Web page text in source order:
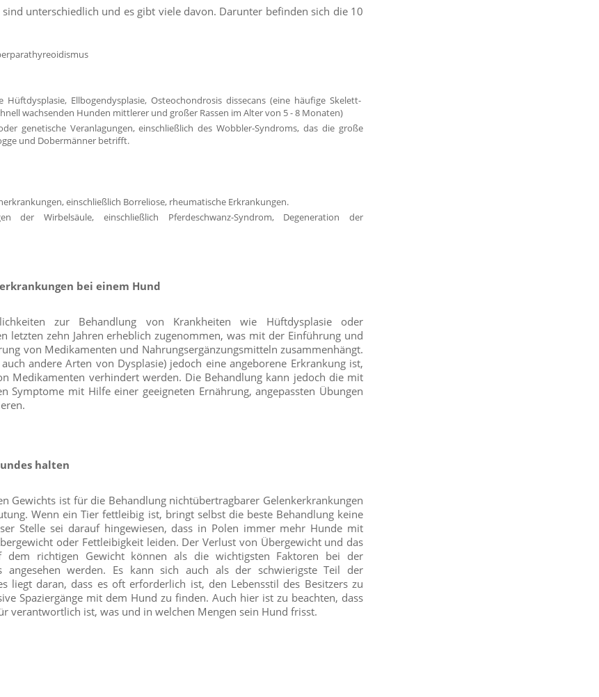
unterschiedlich und es gibt viele davon. Darunter befinden sich die 10
Hüftdysplasie, Ellbogendysplasie, Osteochondrosis dissecans (eine häufige Skelett-
wachsenden Hunden mittlerer und großer Rassen im Alter von 5 - 8 Monaten)
genetische Veranlagungen, einschließlich des Wobbler-Syndroms, das die große
und Dobermänner betrifft.
einschließlich Borreliose, rheumatische Erkrankungen.
der Wirbelsäule, einschließlich Pferdeschwanz-Syndrom, Degeneration der
bei einem Hund
zur Behandlung von Krankheiten wie Hüftdysplasie oder
letzten zehn Jahren erheblich zugenommen, was mit der Einführung und
von Medikamenten und Nahrungsergänzungsmitteln zusammenhängt.
andere Arten von Dysplasie) jedoch eine angeborene Erkrankung ist,
Medikamenten verhindert werden. Die Behandlung kann jedoch die mit
Symptome mit Hilfe einer geeigneten Ernährung, angepassten Übungen
halten
Gewichts ist für die Behandlung nichtübertragbarer Gelenkerkrankungen
Wenn ein Tier fettleibig ist, bringt selbst die beste Behandlung keine
Stelle sei darauf hingewiesen, dass in Polen immer mehr Hunde mit
oder Fettleibigkeit leiden. Der Verlust von Übergewicht und das
dem richtigen Gewicht können als die wichtigsten Faktoren bei der
angesehen werden. Es kann sich auch als der schwierigste Teil der
liegt daran, dass es oft erforderlich ist, den Lebensstil des Besitzers zu
Spaziergänge mit dem Hund zu finden. Auch hier ist zu beachten, dass
verantwortlich ist, was und in welchen Mengen sein Hund frisst.